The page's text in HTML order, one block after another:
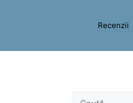
Recenzii
Caută